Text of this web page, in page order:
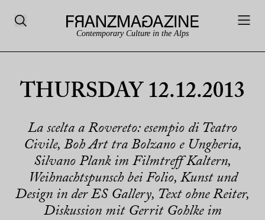
Contemporary Culture in the Alps
THURSDAY 12.12.2013
La scelta a Rovereto: esempio di Teatro
Civile, Boh Art tra Bolzano e Ungheria,
Silvano Plank im Filmtreff Kaltern,
Weihnachtspunsch bei Folio, Kunst und
Design in der ES Gallery, Text ohne Reiter,
Diskussion mit Gerrit Gohlke im